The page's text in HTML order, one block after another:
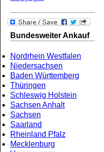
Bundesweiter Ankauf
Nordrhein Westfalen
Niedersachsen
Baden Württemberg
Thüringen
Schleswig Holstein
Sachsen Anhalt
Sachsen
Saarland
Rheinland Pfalz
Mecklenburg